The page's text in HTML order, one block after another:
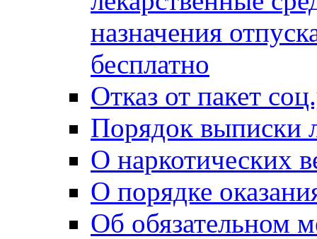
назначения
бесплатно
Отказ от пакет
Порядок выписки
О наркотических
О порядке
Об обязательном